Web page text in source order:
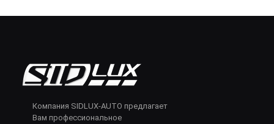
Компания SIDLUX-AUTO предлагает
Вам профессиональное